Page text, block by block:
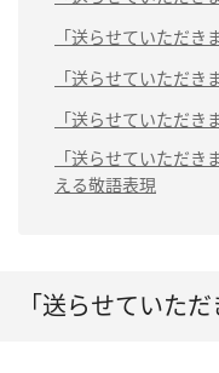
「送らせていただき
える？
「お送りいたします
「送らせていただ
「ご依頼の品物を送
「歩くと距離がある
ます」
「心ばかりのお祝い
「送らせていただ
相手の許可が必要な
「送らさせていただ
表現
「送らせていただ
発送させていただき
す
す
「送らせていただ
える敬語表現
「送らせていた